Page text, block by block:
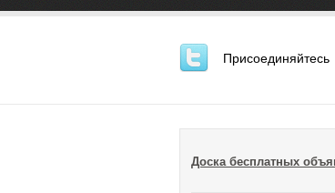
Присоединяйтесь
Доска бесплатных